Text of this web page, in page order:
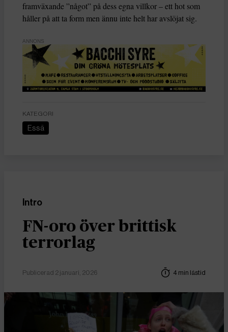
framväxande ”något” på dess egna villkor – ett hot som
håller på att ta form men ännu inte helt har avslöjat sig.
ANNONS
KATEGORI
Essä
Intro
FN-oro över brittisk
terrorlag
Publicerad 2 januari, 2026 4 min lästid